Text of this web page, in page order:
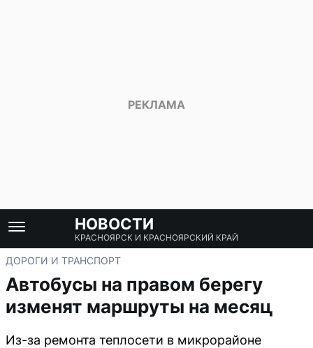
НОВОСТИ
КРАСНОЯРСК И КРАСНОЯРСКИЙ КРАЙ
ДОРОГИ И ТРАНСПОРТ
Автобусы на правом берегу
изменят маршруты на месяц
Из-за ремонта теплосети в микрорайоне